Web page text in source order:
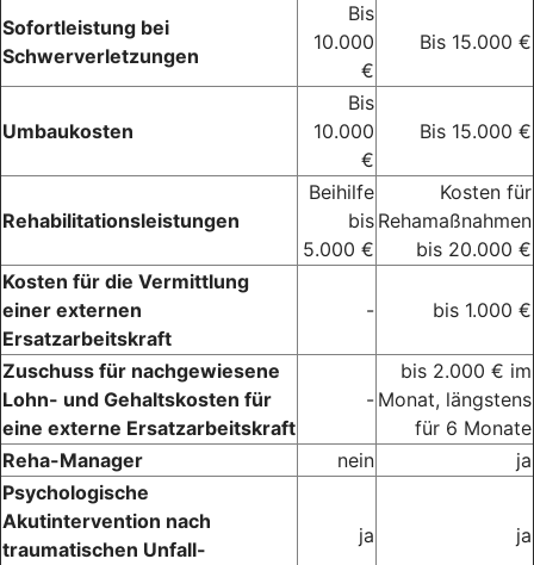
Sofortleistung bei
Schwerverletzungen
Bis
10.000
€
Bis 15.000 €
Umbaukosten
Bis
10.000
€
Bis 15.000 €
Rehabilitationsleistungen
Beihilfe
bis
5.000 €
Kosten für
Rehamaßnahmen
bis 20.000 €
Kosten für die Vermittlung
einer externen
Ersatzarbeitskraft
- bis 1.000 €
Zuschuss für nachgewiesene
Lohn- und Gehaltskosten für
eine externe Ersatzarbeitskraft
-
bis 2.000 € im
Monat, längstens
für 6 Monate
Reha-Manager
nein
ja
Psychologische
Akutintervention nach
traumatischen Unfall-
ja ja